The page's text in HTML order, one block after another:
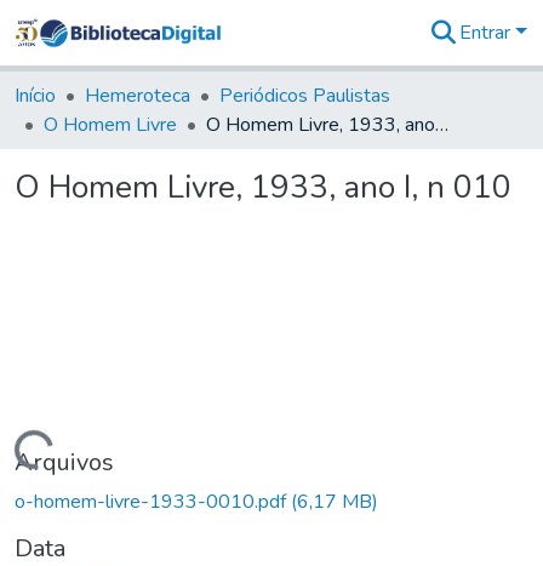
&
Coleções
Tudo na
Digital
Entrar
Início Hemeroteca
Periódicos Paulistas
O Homem Livre
O Homem Livre, 1933, ano I, n 010
O Homem Livre, 1933, ano I, n 010
Carregando...
Arquivos
o-homem-livre-1933-0010.pdf(6,17 MB)
Data